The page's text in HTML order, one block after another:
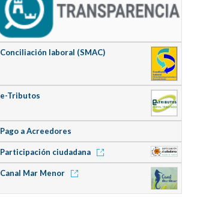
Conciliación laboral (SMAC)
e-Tributos
Pago a Acreedores
Participación ciudadana
Canal Mar Menor